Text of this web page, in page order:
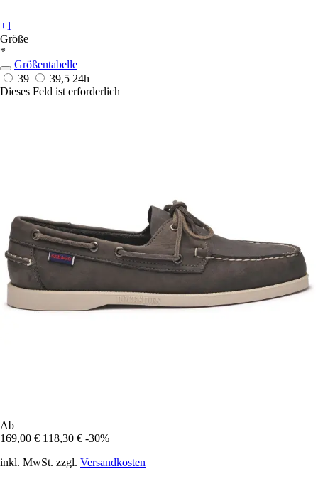
+1
Größe
*
Größentabelle
39
39,5 24h
Dieses Feld ist erforderlich
Ab
169,00 € 118,30 € -30%
inkl. MwSt. zzgl. Versandkosten